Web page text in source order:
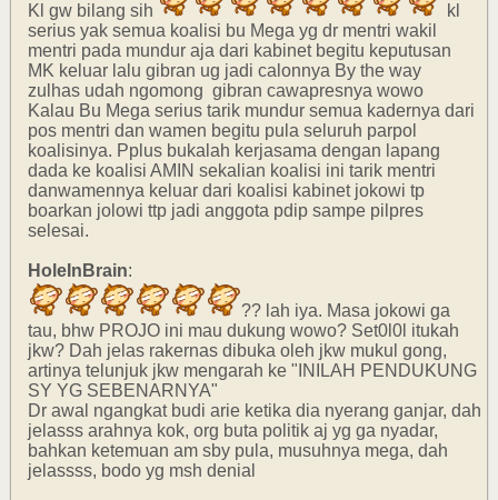
Kl gw bilang sih
kl
serius yak semua koalisi bu Mega yg dr mentri wakil
mentri pada mundur aja dari kabinet begitu keputusan
MK keluar lalu gibran ug jadi calonnya By the way
zulhas udah ngomong gibran cawapresnya wowo
Kalau Bu Mega serius tarik mundur semua kadernya dari
pos mentri dan wamen begitu pula seluruh parpol
koalisinya. Pplus bukalah kerjasama dengan lapang
dada ke koalisi AMIN sekalian koalisi ini tarik mentri
danwamennya keluar dari koalisi kabinet jokowi tp
boarkan jolowi ttp jadi anggota pdip sampe pilpres
selesai.
HoleInBrain:
?? lah iya. Masa jokowi ga
tau, bhw PROJO ini mau dukung wowo? Set0l0l itukah
jkw? Dah jelas rakernas dibuka oleh jkw mukul gong,
artinya telunjuk jkw mengarah ke "INILAH PENDUKUNG
SY YG SEBENARNYA"
Dr awal ngangkat budi arie ketika dia nyerang ganjar, dah
jelasss arahnya kok, org buta politik aj yg ga nyadar,
bahkan ketemuan am sby pula, musuhnya mega, dah
jelassss, bodo yg msh denial